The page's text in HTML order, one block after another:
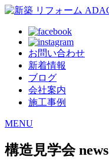
お問い合わせ
新着情報
ブログ
会社案内
施工事例
MENU
構造見学会news